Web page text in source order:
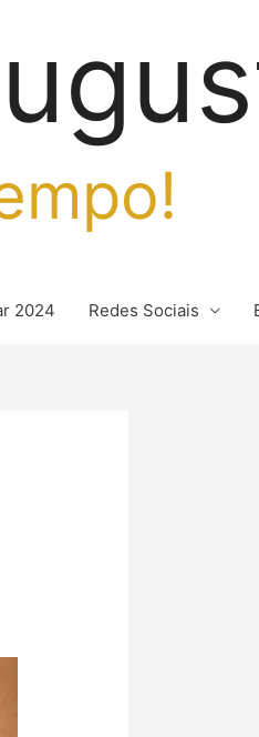
2024 Redes Sociais